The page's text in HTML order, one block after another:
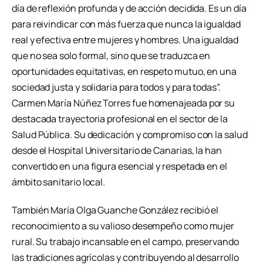
día de reflexión profunda y de acción decidida. Es un día
para reivindicar con más fuerza que nunca la igualdad
real y efectiva entre mujeres y hombres. Una igualdad
que no sea solo formal, sino que se traduzca en
oportunidades equitativas, en respeto mutuo, en una
sociedad justa y solidaria para todos y para todas”.
Carmen María Núñez Torres fue homenajeada por su
destacada trayectoria profesional en el sector de la
Salud Pública. Su dedicación y compromiso con la salud
desde el Hospital Universitario de Canarias, la han
convertido en una figura esencial y respetada en el
ámbito sanitario local.
También María Olga Guanche González recibió el
reconocimiento a su valioso desempeño como mujer
rural. Su trabajo incansable en el campo, preservando
las tradiciones agrícolas y contribuyendo al desarrollo